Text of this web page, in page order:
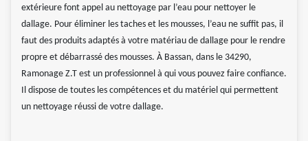
extérieure font appel au nettoyage par l’eau pour nettoyer le
dallage. Pour éliminer les taches et les mousses, l’eau ne suffit pas, il
faut des produits adaptés à votre matériau de dallage pour le rendre
propre et débarrassé des mousses. À Bassan, dans le 34290,
Ramonage Z.T est un professionnel à qui vous pouvez faire confiance.
Il dispose de toutes les compétences et du matériel qui permettent
un nettoyage réussi de votre dallage.